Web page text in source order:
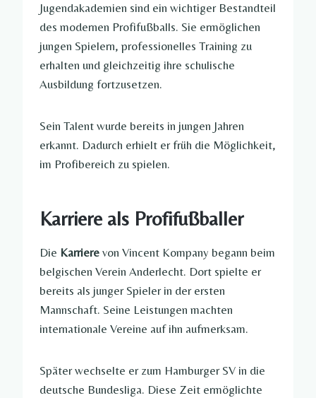
Jugendakademien sind ein wichtiger Bestandteil
des modernen Profifußballs. Sie ermöglichen
jungen Spielern, professionelles Training zu
erhalten und gleichzeitig ihre schulische
Ausbildung fortzusetzen.
Sein Talent wurde bereits in jungen Jahren
erkannt. Dadurch erhielt er früh die Möglichkeit,
im Profibereich zu spielen.
Karriere als Profifußballer
Die Karriere von Vincent Kompany begann beim
belgischen Verein Anderlecht. Dort spielte er
bereits als junger Spieler in der ersten
Mannschaft. Seine Leistungen machten
internationale Vereine auf ihn aufmerksam.
Später wechselte er zum Hamburger SV in die
deutsche Bundesliga. Diese Zeit ermöglichte